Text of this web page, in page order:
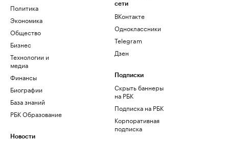
Политика
Экономика
Общество
Бизнес
Технологии и
медиа
Финансы
Биографии
База знаний
РБК Образование
Новости
сети
ВКонтакте
Одноклассники
Telegram
Дзен
Подписки
Скрыть баннеры
на РБК
Подписка на РБК
Корпоративная
подписка